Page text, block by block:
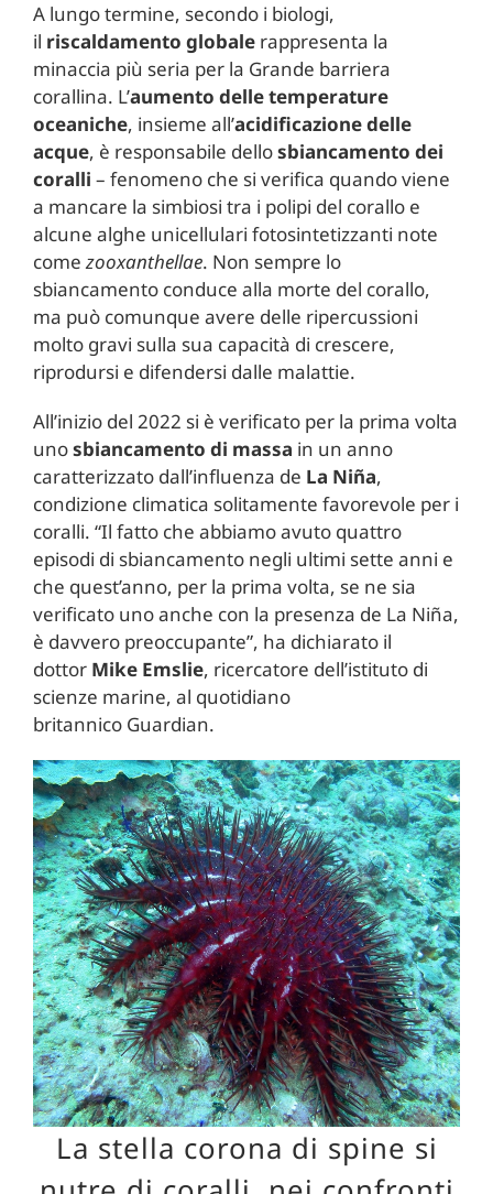
A lungo termine, secondo i biologi,
il riscaldamento globalerappresenta la
minaccia più seria per la Grande barriera
corallina. L’aumento delle temperature
oceaniche, insieme all’acidificazione delle
acque, è responsabile dellosbiancamento dei
coralli – fenomeno che si verifica quando viene
a mancare la simbiosi tra i polipi del corallo e
alcune alghe unicellulari fotosintetizzanti note
comezooxanthellae. Non sempre lo
sbiancamento conduce alla morte del corallo,
ma può comunque avere delle ripercussioni
molto gravi sulla sua capacità di crescere,
riprodursi e difendersi dalle malattie.
All’inizio del 2022 si è verificato per la prima volta
unosbiancamento di massa in un anno
caratterizzato dall’influenza de La Niña,
condizione climatica solitamente favorevole per i
coralli. “Il fatto che abbiamo avuto quattro
episodi di sbiancamento negli ultimi sette anni e
che quest’anno, per la prima volta, se ne sia
verificato uno anche con la presenza de La Niña,
è davvero preoccupante”, ha dichiarato il
dottor Mike Emslie, ricercatore dell’istituto di
scienze marine, al quotidiano
britannico Guardian.
La stella corona di spine si